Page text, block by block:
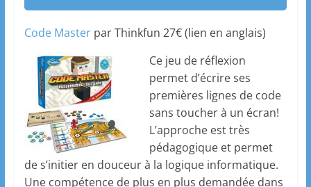
Code Masterpar Thinkfun 27€ (lien en anglais)
Ce jeu de réflexion
permet d’écrire ses
premières lignes de code
sans toucher à un écran!
L’approche est très
pédagogique et permet
de s’initier en douceur à la logique informatique.
Une compétence de plus en plus demandée dans